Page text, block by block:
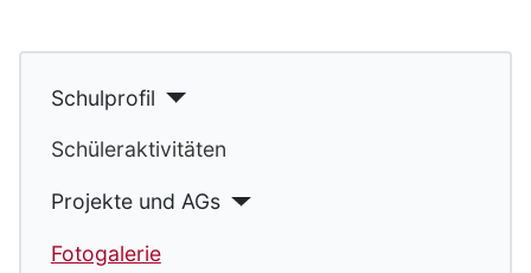
Schulprofil
Schüleraktivitäten
Projekte und AGs
Fotogalerie